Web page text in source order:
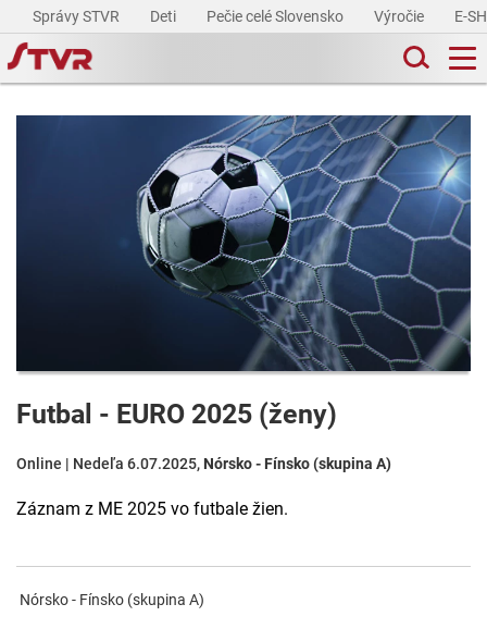
Správy STVR Deti Pečie celé Slovensko Výročie E-
Futbal - EURO 2025 (ženy)
Online | Nedeľa 6.07.2025, Nórsko - Fínsko (skupina A)
Záznam z ME 2025 vo futbale žien.
Nórsko - Fínsko (skupina A)